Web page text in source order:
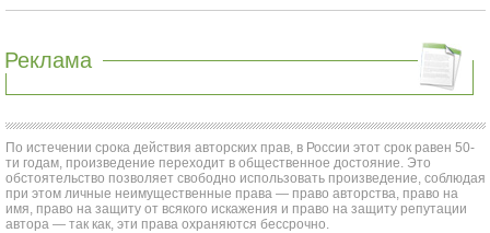
Реклама
По истечении срока действия авторских прав, в России этот срок равен 50-
ти годам, произведение переходит в общественное достояние. Это
обстоятельство позволяет свободно использовать произведение, соблюдая
при этом личные неимущественные права — право авторства, право на
имя, право на защиту от всякого искажения и право на защиту репутации
автора — так как, эти права охраняются бессрочно.